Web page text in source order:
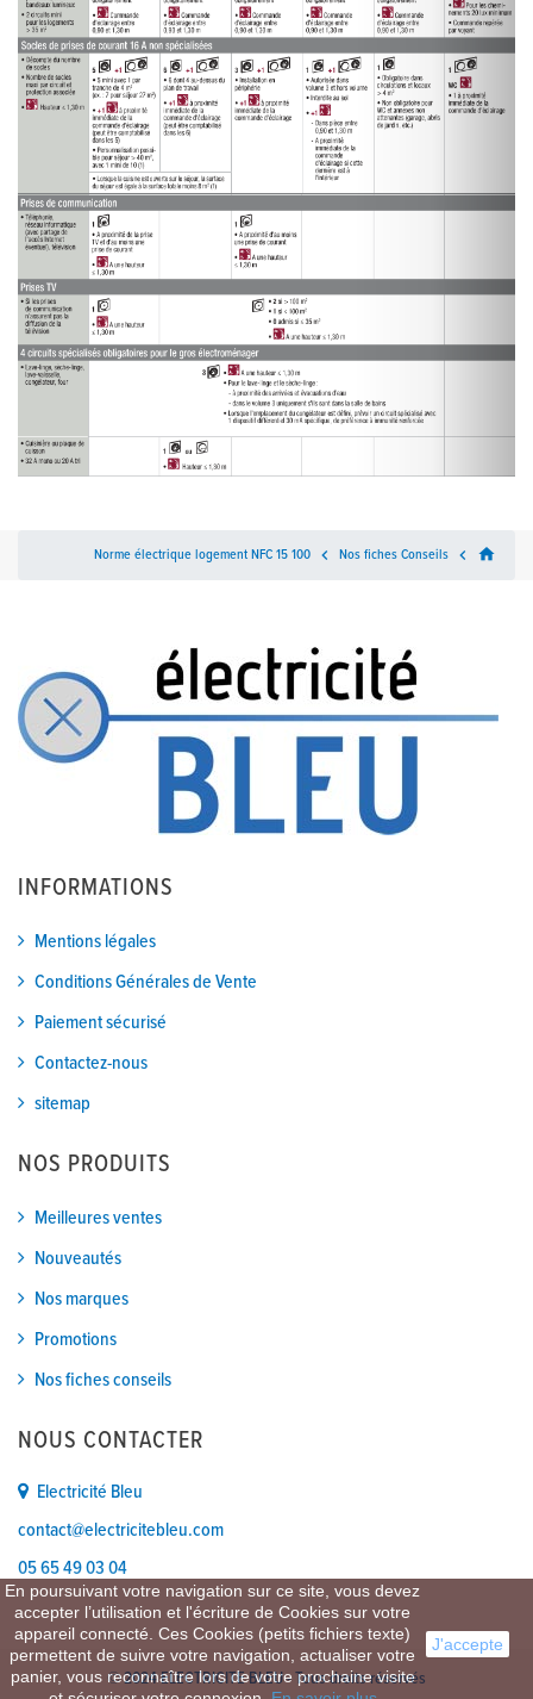
home

Nos fiches Conseils

Norme électrique logement NFC 15 100
INFORMATIONS
Mentions légales
Conditions Générales de Vente
Paiement sécurisé
Contactez-nous
sitemap
NOS PRODUITS
Meilleures ventes
Nouveautés
Nos marques
Promotions
Nos fiches conseils
NOUS CONTACTER
Electricité Bleu
contact@electricitebleu.com
05 65 49 03 04
En poursuivant votre navigation sur ce site, vous devez
accepter l’utilisation et l'écriture de Cookies sur votre
appareil connecté. Ces Cookies (petits fichiers texte)
permettent de suivre votre navigation, actualiser votre
panier, vous reconnaître lors de votre prochaine visite
J'accepte
© 2024 ELECTRICITE BLEU - Tous droits réservés